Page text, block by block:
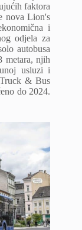
faktora
nova Lion's
i
odjela za
autobusa
metara, njih
usluzi i
& Bus
do 2024.